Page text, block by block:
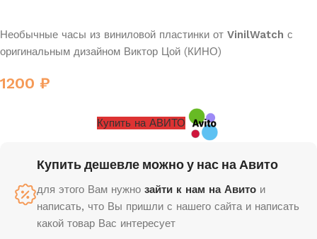
Необычные часы из виниловой пластинки от VinilWatch с
оригинальным дизайном Виктор Цой (КИНО)
1200 ₽
Купить на АВИТО
Купить дешевле можно у нас на Авито
для этого Вам нужно зайти к нам на Авито и
написать, что Вы пришли с нашего сайта и написать
какой товар Вас интересует